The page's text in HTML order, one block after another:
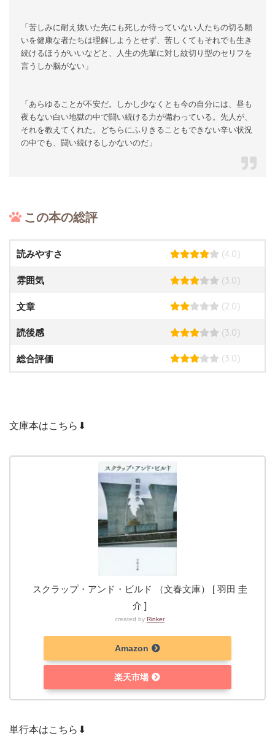
「苦しみに耐え抜いた先にも死しか待っていない人たちの切る願
いを健康な者たちは理解しようとせず、苦しくてもそれでも生き
続けるほうがいいなどと、人生の先輩に対し紋切り型のセリフを
言うしか脳がない」
「あらゆることが不安だ。しかし少なくとも今の自分には、昼も
夜もない白い地獄の中で闘い続ける力が備わっている。先人が、
それを教えてくれた。どちらにふりきることもできない辛い状況
の中でも、闘い続けるしかないのだ」
この本の総評
読みやすさ (4.0)
雰囲気 (3.0)
文章 (2.0)
読後感 (3.0)
総合評価 (3.0)
文庫本はこちら⬇︎
スクラップ・アンド・ビルド （文春文庫） [ 羽田 圭
介 ]
created by Rinker
Amazon
楽天市場
単行本はこちら⬇︎